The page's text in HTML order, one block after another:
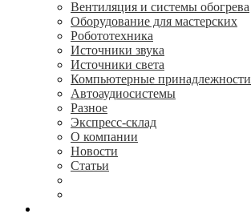
Вентиляция и системы обогрева
Оборудование для мастерских
Робототехника
Источники звука
Источники света
Компьютерные принадлежности
Автоаудиосистемы
Разное
Экспресс-склад
О компании
Новости
Статьи